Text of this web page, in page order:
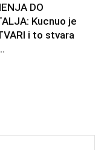
DO
Kucnuo je
i to stvara